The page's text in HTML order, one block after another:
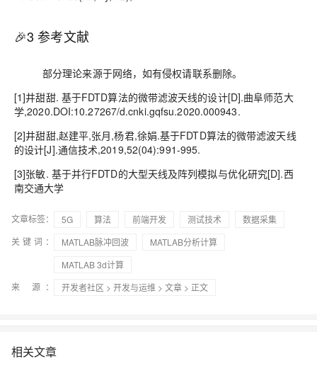
🎉3 参考文献
部分理论来源于网络，如有侵权请联系删除。
[1]井甜甜. 基于FDTD算法的微带滤波天线的设计[D].曲阜师范大
学,2020.DOI:10.27267/d.cnki.gqfsu.2020.000943.
[2]井甜甜,赵建平,张月,杨君,徐娟.基于FDTD算法的微带滤波天线
的设计[J].通信技术,2019,52(04):991-995.
[3]张敏. 基于并行FDTD的大型天线及阵列模拟与优化研究[D].西
南交通大学
文章标签： 5G 算法 前端开发 测试技术
数据采集
关键词：
MATLAB脉冲回波
MATLAB分析计算
MATLAB 3d计算
来 源：
开发者社区 > 开发与运维 > 文章 > 正文
相关文章